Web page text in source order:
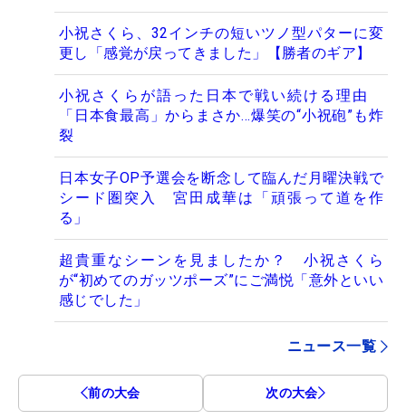
小祝さくら、32インチの短いツノ型パターに変
更し「感覚が戻ってきました」【勝者のギア】
小祝さくらが語った日本で戦い続ける理由
「日本食最高」からまさか…爆笑の“小祝砲”も炸
裂
日本女子OP予選会を断念して臨んだ月曜決戦で
シード圏突入 宮田成華は「頑張って道を作
る」
超貴重なシーンを見ましたか？ 小祝さくら
が“初めてのガッツポーズ”にご満悦「意外といい
感じでした」
ニュース一覧
前の大会 次の大会